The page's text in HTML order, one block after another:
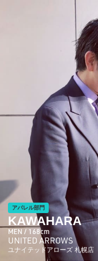
アパレル部門 物販部門
HOME
NEWS
ABOUT SOTY
投票方法
Follow Us
アパレル部門
KAWAHARA
MEN / 168cm
UNITED ARROWS
ユナイテッドアローズ 札幌店